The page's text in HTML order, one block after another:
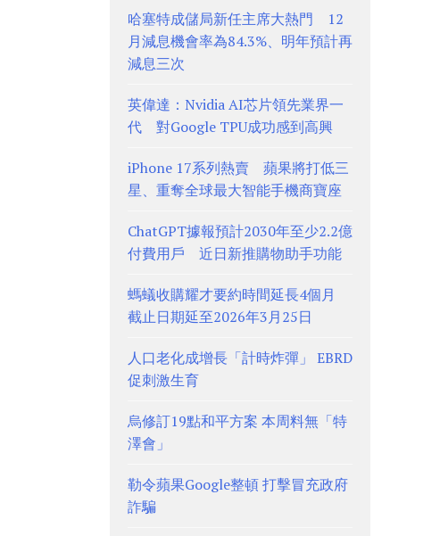
哈塞特成儲局新任主席大熱門 12
月減息機會率為84.3%、明年預計再
減息三次
英偉達：Nvidia AI芯片領先業界一
代 對Google TPU成功感到高興
iPhone 17系列熱賣 蘋果將打低三
星、重奪全球最大智能手機商寶座
ChatGPT據報預計2030年至少2.2億
付費用戶 近日新推購物助手功能
螞蟻收購耀才要約時間延長4個月
截止日期延至2026年3月25日
人口老化成增長「計時炸彈」 EBRD
促刺激生育
烏修訂19點和平方案 本周料無「特
澤會」
勒令蘋果Google整頓 打擊冒充政府
詐騙